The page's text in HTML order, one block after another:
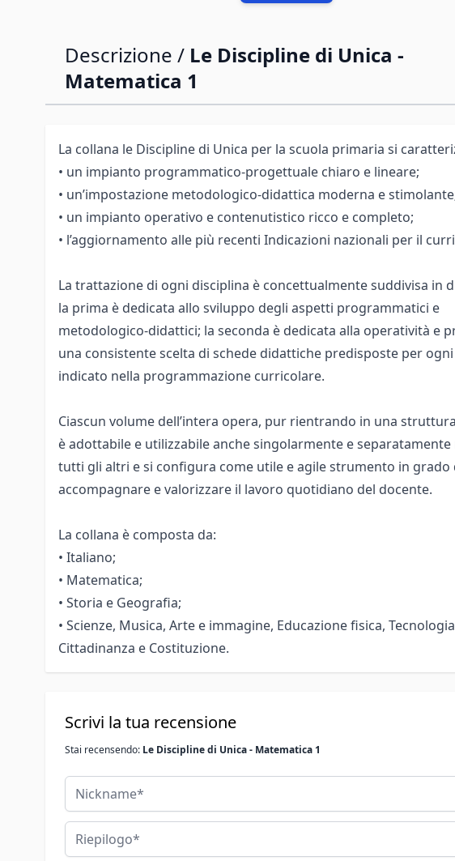
Descrizione / Le Discipline di Unica -
Matematica 1
La collana le Discipline di Unica per la scuola primaria si
• un impianto programmatico-progettuale chiaro e lineare;
• un’impostazione metodologico-didattica moderna e
• un impianto operativo e contenutistico ricco e completo;
• l’aggiornamento alle più recenti Indicazioni nazionali per il
La trattazione di ogni disciplina è concettualmente suddivisa in
la prima è dedicata allo sviluppo degli aspetti programmatici e
metodologico-didattici; la seconda è dedicata alla operatività e
una consistente scelta di schede didattiche predisposte per
indicato nella programmazione curricolare.
Ciascun volume dell’intera opera, pur rientrando in una
è adottabile e utilizzabile anche singolarmente e
tutti gli altri e si configura come utile e agile strumento in grado
accompagnare e valorizzare il lavoro quotidiano del docente.
La collana è composta da:
• Italiano;
• Matematica;
• Storia e Geografia;
• Scienze, Musica, Arte e immagine, Educazione fisica,
Cittadinanza e Costituzione.
Scrivi la tua recensione
Stai recensendo: Le Discipline di Unica - Matematica 1
Nickname
Riepilogo